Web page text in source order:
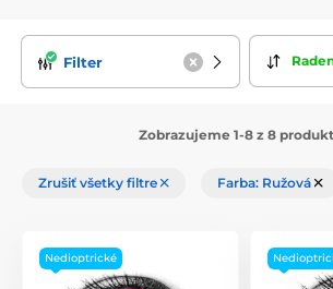
Filter
Zobrazujeme 1-8 z 8
Zrušiť všetky filtre Farba: Ružová
Nedioptrické